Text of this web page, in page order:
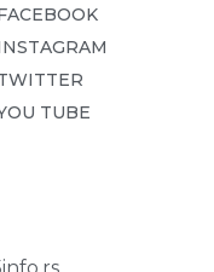
TUBE